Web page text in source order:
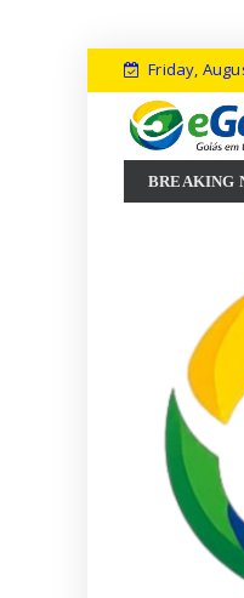
Friday,
BREAKING
Marconi Perillo